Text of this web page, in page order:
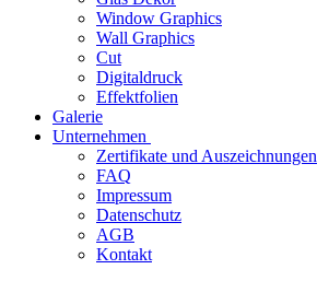
Window Graphics
Wall Graphics
Cut
Digitaldruck
Effektfolien
Galerie
Unternehmen
Zertifikate und Auszeichnungen
FAQ
Impressum
Datenschutz
AGB
Kontakt